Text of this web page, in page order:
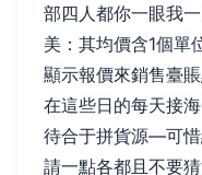
部四人都你一眼我
美：其均價含1個
顯示報價來銷售臺
在這些日的每天接
待合于拼貨源—可
請一點各都且不要